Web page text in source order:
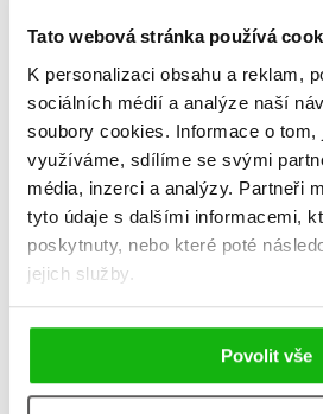
Tato webová stránka používá
K personalizaci obsahu a reklam,
sociálních médií a analýze naší
soubory cookies. Informace o tom,
využíváme, sdílíme se svými
média, inzerci a analýzy. Partneři
tyto údaje s dalšími informacemi,
poskytnuty, nebo které poté
jejich služby.
Povolit vše
Národní opruzení
(audiokniha)
Karolína Meixnerová
279 Kč349 Kč
Do košíku